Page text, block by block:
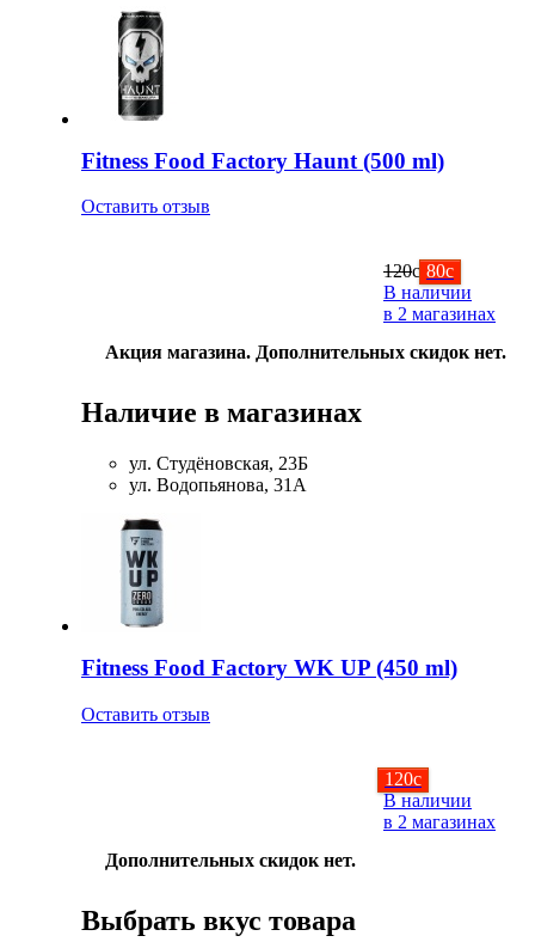
Мужское здоровье
НАЗАД
Бустеры тестостерона
Здоровая печень
Trace Minerals
Vitauct
120c 80c
В наличии
в 2 магазинах
Fitness Food Factory Haunt (500 ml)
Оставить отзыв
Акция магазина. Дополнительных скидок нет.
Наличие в магазинах
ул. Студёновская, 23Б
ул. Водопьянова, 31А
120c
В наличии
в 2 магазинах
Fitness Food Factory WK UP (450 ml)
Оставить отзыв
Дополнительных скидок нет.
Выбрать вкус товара